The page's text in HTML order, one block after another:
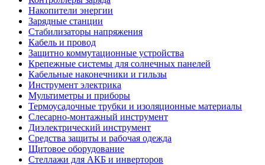
Накопители энергии
Зарядные станции
Стабилизаторы напряжения
Кабель и провод
Защитно коммутационные устройства
Крепежные системы для солнечных панелей
Кабельные наконечники и гильзы
Инструмент электрика
Мультиметры и приборы
Термоусадочные трубки и изоляционные материалы
Слесарно-монтажный инструмент
Диэлектрический инструмент
Средства защиты и рабочая одежда
Щитовое оборудование
Стеллажи для АКБ и инверторов